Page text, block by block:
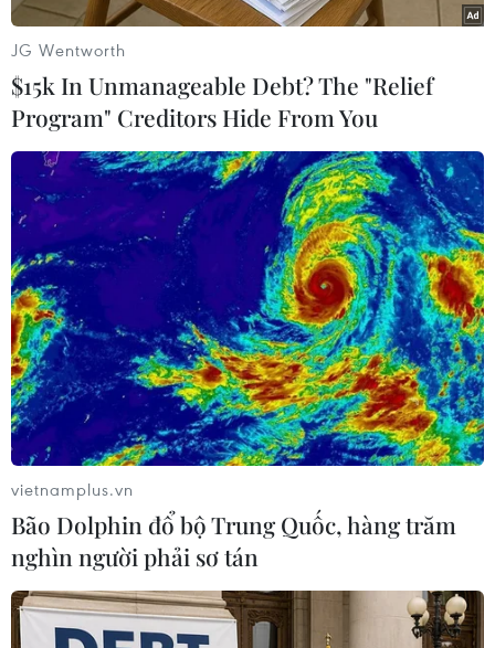
#Cháy rừng #Rừng tràm
#Nắng nóng gay gắt
#Đốt vàng mã
Quảng Trị
Theo dõi VietnamPlus
TIN LIÊN QUAN
JG Wentworth
$15k In Unmanageable Debt? The "Relief
Program" Creditors Hide From You
vietnamplus.vn
Bão Dolphin đổ bộ Trung Quốc, hàng trăm
nghìn người phải sơ tán